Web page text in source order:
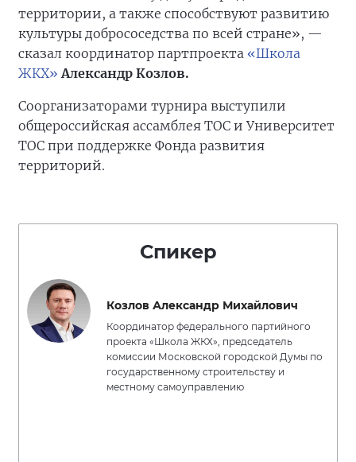
территории, а также способствуют развитию
культуры добрососедства по всей стране», —
сказал координатор партпроекта «Школа
ЖКХ» Александр Козлов.
Соорганизаторами турнира выступили
общероссийская ассамблея ТОС и Университет
ТОС при поддержке Фонда развития
территорий.
Спикер
Козлов Александр Михайлович
Координатор федерального партийного
проекта «Школа ЖКХ», председатель
комиссии Московской городской Думы по
государственному строительству и
местному самоуправлению